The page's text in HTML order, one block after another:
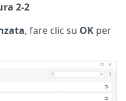
2-2
, fare clic su OK per